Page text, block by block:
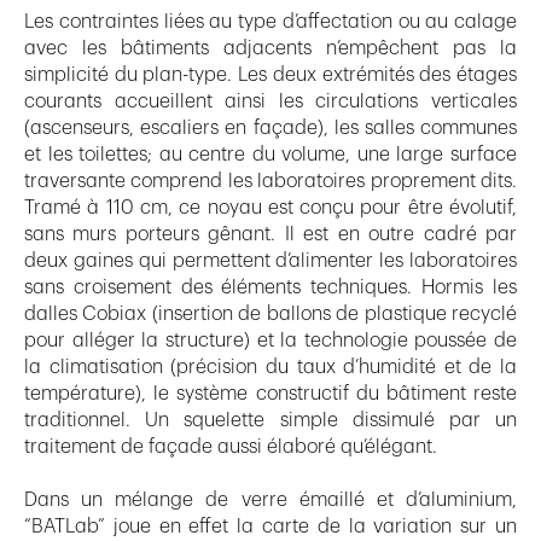
Les contraintes liées au type d’affectation ou au calage
avec les bâtiments adjacents n’empêchent pas la
simplicité du plan-type. Les deux extrémités des étages
courants accueillent ainsi les circulations verticales
(ascenseurs, escaliers en façade), les salles communes
et les toilettes; au centre du volume, une large surface
traversante comprend les laboratoires proprement dits.
Tramé à 110 cm, ce noyau est conçu pour être évolutif,
sans murs porteurs gênant. Il est en outre cadré par
deux gaines qui permettent d’alimenter les laboratoires
sans croisement des éléments techniques. Hormis les
dalles Cobiax (insertion de ballons de plastique recyclé
pour alléger la structure) et la technologie poussée de
la climatisation (précision du taux d’humidité et de la
température), le système constructif du bâtiment reste
traditionnel. Un squelette simple dissimulé par un
traitement de façade aussi élaboré qu’élégant.
Dans un mélange de verre émaillé et d’aluminium,
“BATLab” joue en effet la carte de la variation sur un